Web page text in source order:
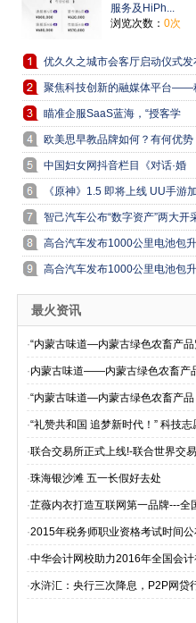
服务及HiPh...
浏览次数： 0次
优久久之城市会客厅启动仪式发
会圆满落幕
聚焦科技创新的融媒体平台——
创云媒在北
瞄准企服SaaS蓝海，“授客学
堂”如何走出自
欧美思早教品牌如何？有何优势
中国妇女网抖音栏目《对话·婚
姻》正式上线
《原神》1.5 即将上线 UU手游加
速器“减压
智己汽车公布“数字资产”两大开
方式用户
高合汽车发布1000公里电池包升
能服务及HiPh
高合汽车发布1000公里电池包升
能服务及HiPh
最火资讯
·“内蒙古味道—内蒙古绿色农畜产
·内蒙古味道——内蒙古绿色农畜产
·“内蒙古味道—内蒙古绿色农畜产品
·“礼赞共和国 追梦新时代！” 科技志
·联合交易所正式上线!-联合世界交
·珠海银沙滩 五一长假好去处
·芷薇内衣打造互联网第一品牌---全
·2015年税务师职业资格考试时间
·中华会计网校助力2016年全国会
·水浒汇：央行三次降息，P2P网贷